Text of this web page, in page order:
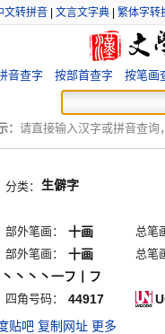
文转拼音 文言文字典 繁体字转
音查字 按部首查字 按笔画
： 请直接输入汉字或拼音查询
分类： 生僻字
部外笔画： 十画
总笔
部外笔画： 十画
总笔
丶丶丶一フ丨フ
四角号码： 44917
贴吧 复制网址 更多